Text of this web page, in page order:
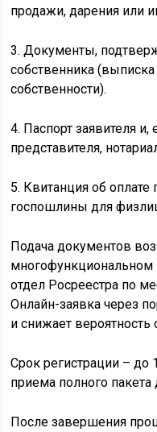
продажи, дарения или
3. Документы,
собственника
собственности).
4. Паспорт заявителя и,
представителя,
5. Квитанция об
госпошлины для
Подача документов
отдел Росреестра по
Онлайн-заявка через
и снижает вероятность
Срок регистрации – до
приема полного пакета
После завершения